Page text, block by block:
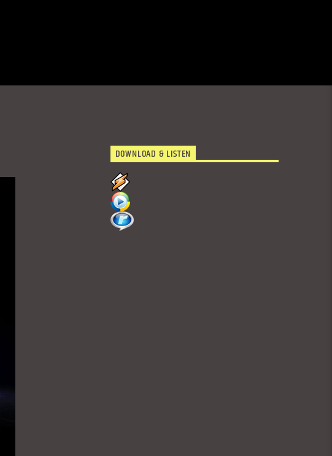
DOWNLOAD & LISTEN